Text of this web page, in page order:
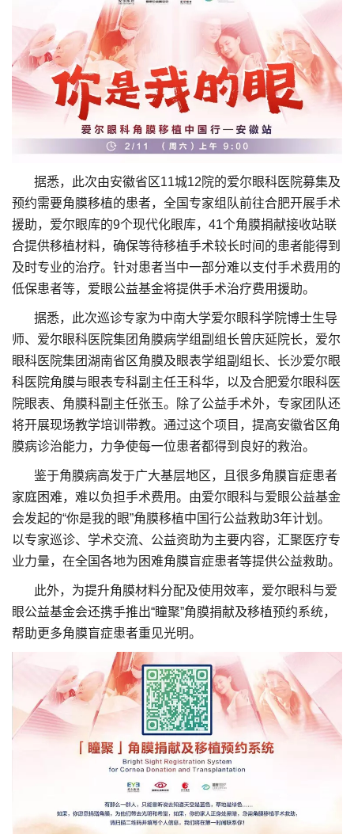
据悉，此次由安徽省区11城12院的爱尔眼科医院募集及
预约需要角膜移植的患者，全国专家组队前往合肥开展手术
援助，爱尔眼库的9个现代化眼库，41个角膜捐献接收站联
合提供移植材料，确保等待移植手术较长时间的患者能得到
及时专业的治疗。针对患者当中一部分难以支付手术费用的
低保患者等，爱眼公益基金将提供手术治疗费用援助。
据悉，此次巡诊专家为中南大学爱尔眼科学院博士生导
师、爱尔眼科医院集团角膜病学组副组长曾庆延院长，爱尔
眼科医院集团湖南省区角膜及眼表学组副组长、长沙爱尔眼
科医院角膜与眼表专科副主任王科华，以及合肥爱尔眼科医
院眼表、角膜科副主任张玉。除了公益手术外，专家团队还
将开展现场教学培训带教。通过这个项目，提高安徽省区角
膜病诊治能力，力争使每一位患者都得到良好的救治。
鉴于角膜病高发于广大基层地区，且很多角膜盲症患者
家庭困难，难以负担手术费用。由爱尔眼科与爱眼公益基金
会发起的“你是我的眼”角膜移植中国行公益救助3年计划。
以专家巡诊、学术交流、公益资助为主要内容，汇聚医疗专
业力量，在全国各地为困难角膜盲症患者等提供公益救助。
此外，为提升角膜材料分配及使用效率，爱尔眼科与爱
眼公益基金会还携手推出“瞳聚”角膜捐献及移植预约系统，
帮助更多角膜盲症患者重见光明。